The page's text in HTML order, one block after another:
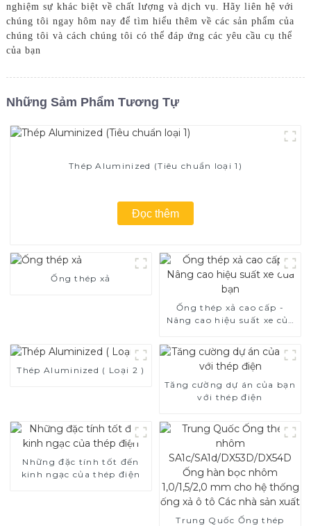
nghiệm sự khác biệt về chất lượng và dịch vụ. Hãy liên hệ với
chúng tôi ngay hôm nay để tìm hiểu thêm về các sản phẩm của
chúng tôi và cách chúng tôi có thể đáp ứng các yêu cầu cụ thể
của bạn
Những Sảm Phẩm Tương Tự
Thép Aluminized (Tiêu chuẩn loại 1)
Đọc thêm
Ống thép xả
Ống thép xả cao cấp -
Nâng cao hiệu suất xe của
Thép Aluminized ( Loại 2 )
Tăng cường dự án của bạn
với thép điện
Những đặc tính tốt đến
kinh ngạc của thép điện
Trung Quốc Ống thép